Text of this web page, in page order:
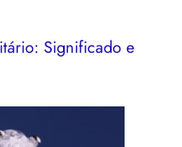
Significado e